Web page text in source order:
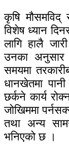
कृषि मौसमविद्
विशेष ध्यान
लागि हालै
उनका अनुसार
समयमा
धानखेतमा
छर्कने कार्य
जोखिममा
तथा अन्य
भनिएको छ ।